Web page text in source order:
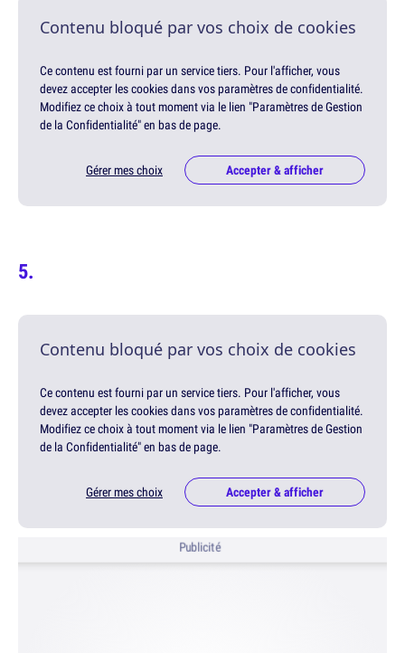
Contenu bloqué par vos choix de cookies
Ce contenu est fourni par un service tiers. Pour l'afficher, vous
devez accepter les cookies dans vos paramètres de confidentialité.
Modifiez ce choix à tout moment via le lien "Paramètres de Gestion
de la Confidentialité" en bas de page.
Gérer mes choix Accepter & afficher
Contenu bloqué par vos choix de cookies
Ce contenu est fourni par un service tiers. Pour l'afficher, vous
devez accepter les cookies dans vos paramètres de confidentialité.
Modifiez ce choix à tout moment via le lien "Paramètres de Gestion
de la Confidentialité" en bas de page.
Gérer mes choix Accepter & afficher
Publicité